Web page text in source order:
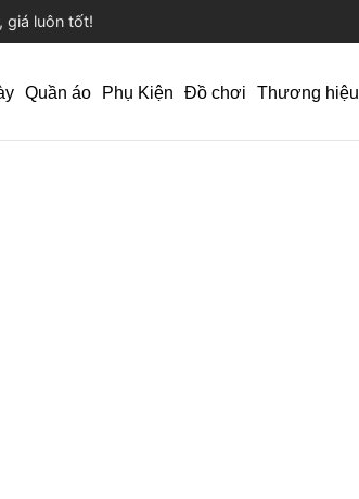
giá luôn tốt!
Quần áo Phụ Kiện Đồ chơi Thương hiệu